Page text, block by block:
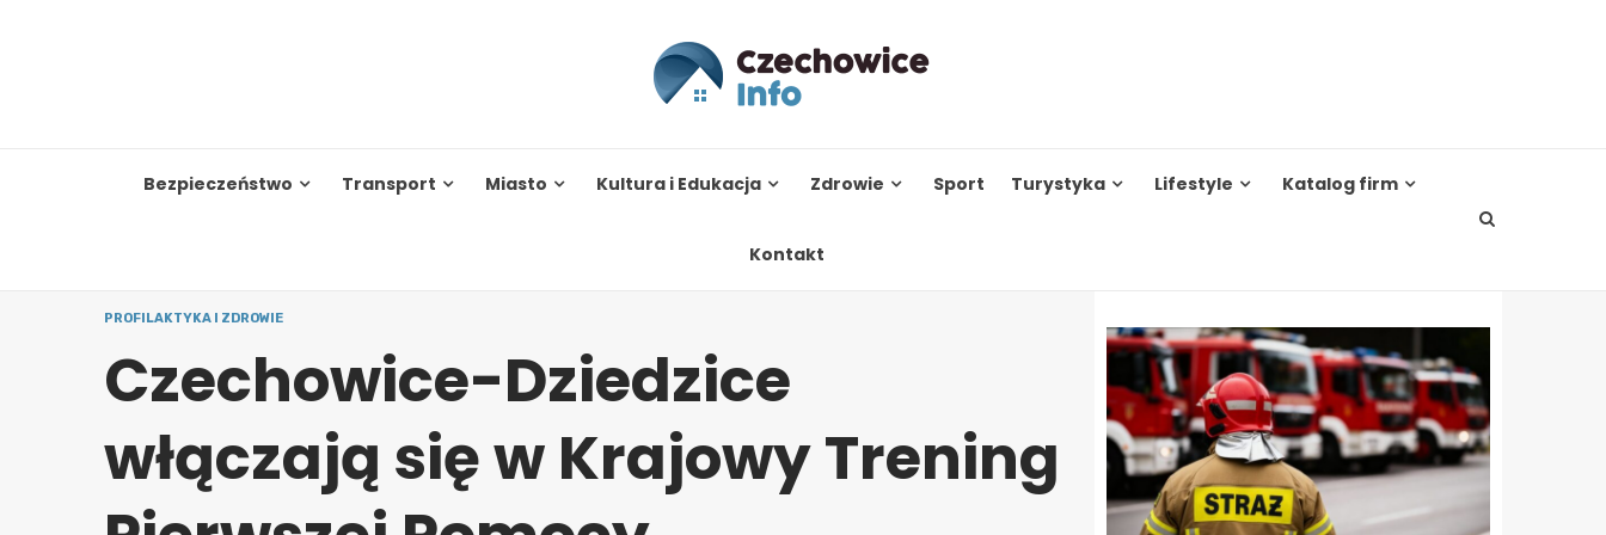
Bezpieczeństwo Transport Miasto Kultura i Edukacja Zdrowie Sport Turystyka Lifestyle Katalog firm
Kontakt
PROFILAKTYKA I ZDROWIE
Czechowice-Dziedzice
włączają się w Krajowy Trening